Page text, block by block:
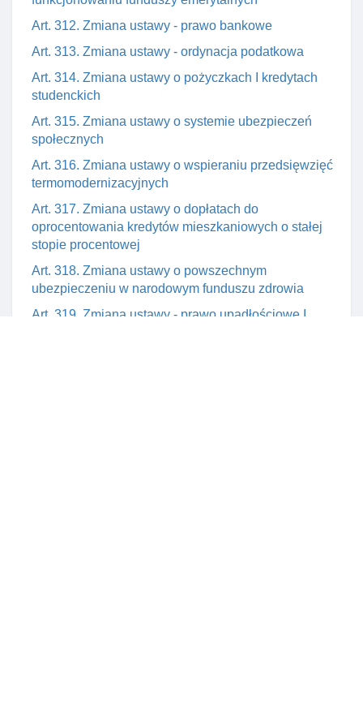
Art. 312. Zmiana ustawy - prawo bankowe
Art. 313. Zmiana ustawy - ordynacja podatkowa
Art. 314. Zmiana ustawy o pożyczkach I kredytach
studenckich
Art. 315. Zmiana ustawy o systemie ubezpieczeń
społecznych
Art. 316. Zmiana ustawy o wspieraniu przedsięwzięć
termomodernizacyjnych
Art. 317. Zmiana ustawy o dopłatach do
oprocentowania kredytów mieszkaniowych o stałej
stopie procentowej
Art. 318. Zmiana ustawy o powszechnym
ubezpieczeniu w narodowym funduszu zdrowia
Art. 319. Zmiana ustawy - prawo upadłościowe I